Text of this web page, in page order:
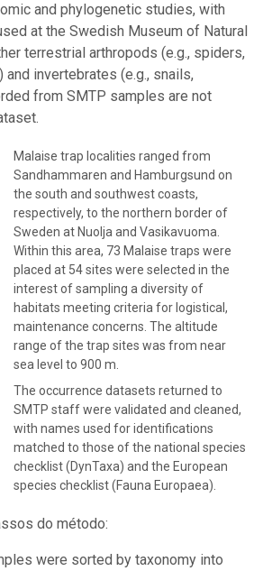
and phylogenetic studies, with
at the Swedish Museum of Natural
terrestrial arthropods (e.g., spiders,
invertebrates (e.g., snails,
from SMTP samples are not
Malaise trap localities ranged from
Sandhammaren and Hamburgsund on
the south and southwest coasts,
respectively, to the northern border of
Sweden at Nuolja and Vasikavuoma.
Within this area, 73 Malaise traps were
placed at 54 sites were selected in the
interest of sampling a diversity of
habitats meeting criteria for logistical,
maintenance concerns. The altitude
range of the trap sites was from near
sea level to 900 m.
The occurrence datasets returned to
SMTP staff were validated and cleaned,
with names used for identifications
matched to those of the national species
checklist (DynTaxa) and the European
species checklist (Fauna Europaea).
do método:
were sorted by taxonomy into